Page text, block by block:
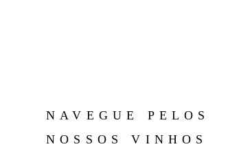
NAVEGUE PELOS
NOSSOS VINHOS